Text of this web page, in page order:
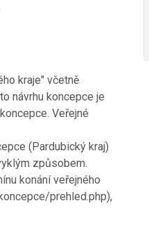
kraje" včetně
návrhu koncepce je
Veřejné
(Pardubický kraj)
způsobem.
konání veřejného
prehled.php),